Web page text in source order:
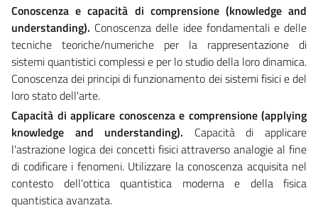
Conoscenza e capacità di comprensione (knowledge and
understanding). Conoscenza delle idee fondamentali e delle
tecniche teoriche/numeriche per la rappresentazione di
sistemi quantistici complessi e per lo studio della loro dinamica.
Conoscenza dei principi di funzionamento dei sistemi fisici e del
loro stato dell'arte.
Capacità di applicare conoscenza e comprensione (applying
knowledge and understanding). Capacità di applicare
l'astrazione logica dei concetti fisici attraverso analogie al fine
di codificare i fenomeni. Utilizzare la conoscenza acquisita nel
contesto dell'ottica quantistica moderna e della fisica
quantistica avanzata.